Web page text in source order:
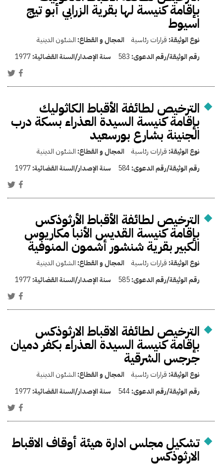
بإقامة كنيسة لها بقرية الزرابي أبو تيج
اسيوط
نوع الوثيقة: قرارات رئاسية المجال و القطاع: الشئون الدينية
رقم الوثيقة/رقم الدعوى: 583 سنة الإصدار/السنة القضائية:1977
الترخيص لطائفة الأقباط الكاثوليك
بإقامة كنيسة السيدة العذراء بسكة درب
الجنينة بشارع بورسعيد
نوع الوثيقة: قرارات رئاسية المجال و القطاع: الشئون الدينية
رقم الوثيقة/رقم الدعوى:584 سنة الإصدار/السنة القضائية:1977
الترخيص لطائفة الأقباط الأرثوذكس
بإقامة كنيسة القديس الأنبا مكاريوس
الكبير بقرية شنشور أشمون المنوفية
نوع الوثيقة: قرارات رئاسية المجال و القطاع: الشئون الدينية
رقم الوثيقة/رقم الدعوى:585 سنة الإصدار/السنة القضائية:1977
الترخيص لطائفة الاقباط الارثوذكس
بإقامة كنيسة السيدة العذراء بكفر دميان
جرجس الشرقية
نوع الوثيقة: قرارات رئاسية المجال و القطاع: الشئون الدينية
رقم الوثيقة/رقم الدعوى:544 سنة الإصدار/السنة القضائية:1977
تشكيل مجلس ادارة هيئة أوقاف الاقباط
الارثوذكس